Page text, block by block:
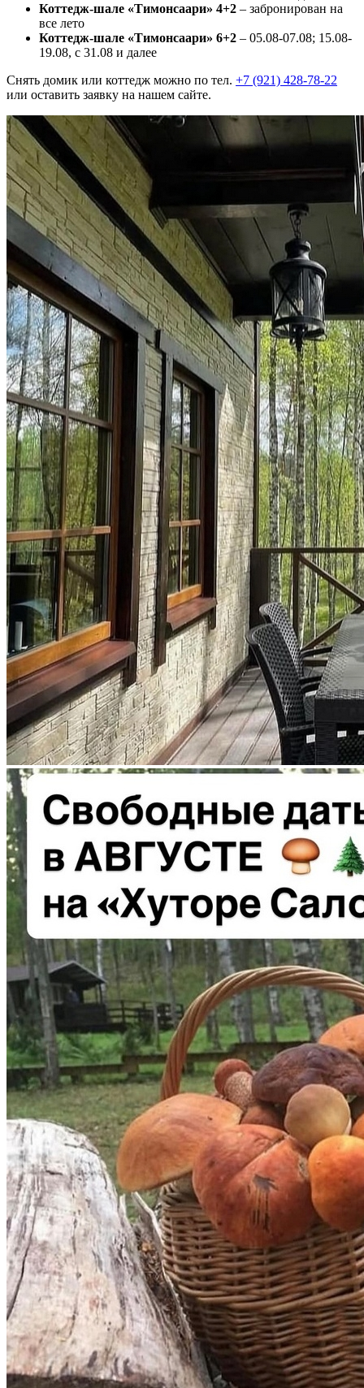
Коттедж-шале «Тимонсаари» 4+2 – забронирован на
все лето
Коттедж-шале «Тимонсаари» 6+2 – 05.08-07.08; 15.08-
19.08, с 31.08 и далее
Снять домик или коттедж можно по тел. +7 (921) 428-78-22
или оставить заявку на нашем сайте.